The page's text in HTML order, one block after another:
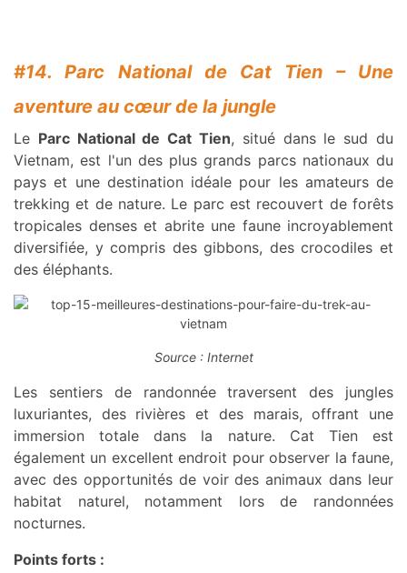
#14. Parc National de Cat Tien – Une
aventure au cœur de la jungle
Le Parc National de Cat Tien, situé dans le sud du
Vietnam, est l'un des plus grands parcs nationaux du
pays et une destination idéale pour les amateurs de
trekking et de nature. Le parc est recouvert de forêts
tropicales denses et abrite une faune incroyablement
diversifiée, y compris des gibbons, des crocodiles et
des éléphants.
Source : Internet
Les sentiers de randonnée traversent des jungles
luxuriantes, des rivières et des marais, offrant une
immersion totale dans la nature. Cat Tien est
également un excellent endroit pour observer la faune,
avec des opportunités de voir des animaux dans leur
habitat naturel, notamment lors de randonnées
nocturnes.
Points forts :